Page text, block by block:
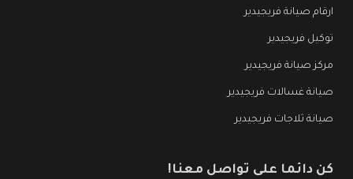
ارقام صيانة فريجيدير
توكيل فريجيدير
مركز صيانة فريجيدير
صيانة غسالات فريجيدير
صيانة ثلاجات فريجيدير
كن دائما على تواصل معنا!